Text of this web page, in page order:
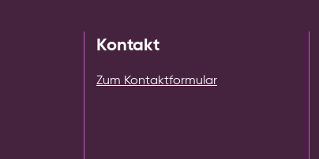
Kontakt
Zum Kontaktformular